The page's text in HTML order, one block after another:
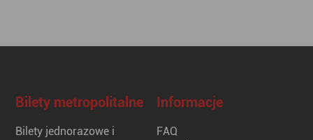
Bilety metropolitalne
Bilety jednorazowe i
Informacje
FAQ